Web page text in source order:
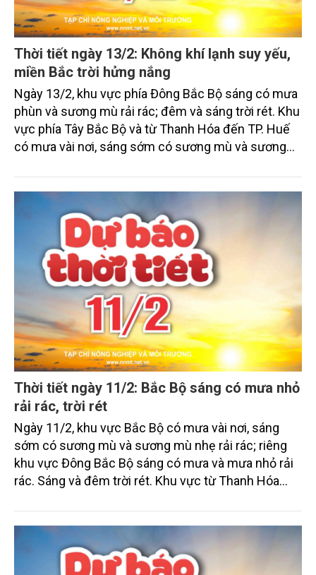
Thời tiết ngày 13/2: Không khí lạnh suy yếu,
miền Bắc trời hửng nắng
Ngày 13/2, khu vực phía Đông Bắc Bộ sáng có mưa
phùn và sương mù rải rác; đêm và sáng trời rét. Khu
vực phía Tây Bắc Bộ và từ Thanh Hóa đến TP. Huế
có mưa vài nơi, sáng sớm có sương mù và sương
trời rét. Các khu vực khác ngày nắng, chiều tối và
đêm có mưa rào vài nơi.
Thời tiết ngày 11/2: Bắc Bộ sáng có mưa nhỏ
rải rác, trời rét
Ngày 11/2, khu vực Bắc Bộ có mưa vài nơi, sáng
sớm có sương mù và sương mù nhẹ rải rác; riêng
khu vực Đông Bắc Bộ sáng có mưa và mưa nhỏ rải
rác. Sáng và đêm trời rét. Khu vực từ Thanh Hóa
rét. Các khu vực khác ngày nắng, đêm có mưa vài